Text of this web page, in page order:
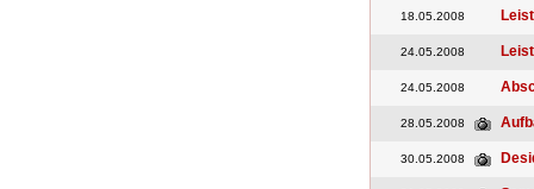
18.05.2008
24.05.2008
24.05.2008
28.05.2008
30.05.2008